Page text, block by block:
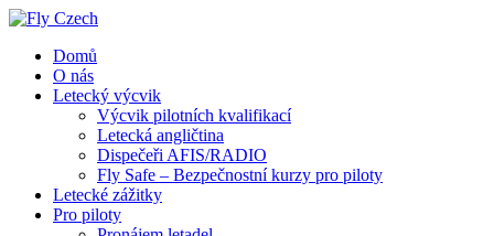
Domů
O nás
Letecký výcvik
Výcvik pilotních kvalifikací
Letecká angličtina
Dispečeři AFIS/RADIO
Fly Safe – Bezpečnostní kurzy pro piloty
Letecké zážitky
Pro piloty